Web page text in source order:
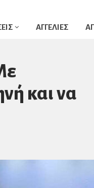
ΑΓΓΕΛΙΕΣ
και να